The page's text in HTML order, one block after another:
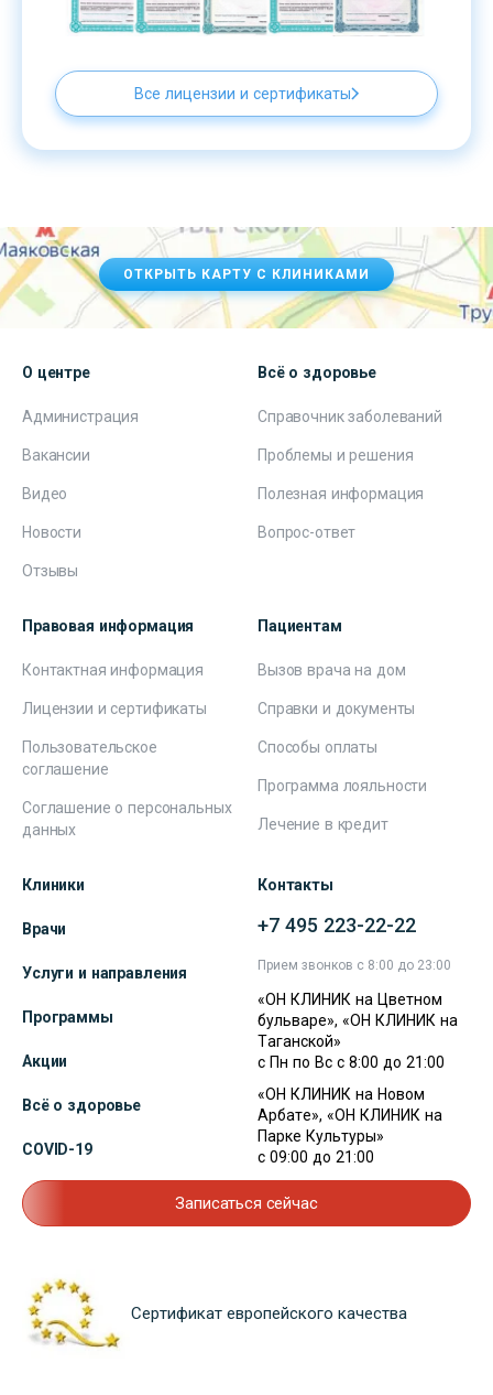
Все лицензии и сертификаты
ОТКРЫТЬ КАРТУ С КЛИНИКАМИ
О центре
Администрация
Вакансии
Видео
Новости
Отзывы
Всё о здоровье
Справочник заболеваний
Проблемы и решения
Полезная информация
Вопрос-ответ
Правовая информация
Контактная информация
Лицензии и сертификаты
Пользовательское
соглашение
Соглашение о персональных
данных
Пациентам
Вызов врача на дом
Справки и документы
Способы оплаты
Программа лояльности
Лечение в кредит
Клиники
Врачи
Услуги и направления
Программы
Акции
Всё о здоровье
COVID-19
Контакты
+7 495 223-22-22
Прием звонков с 8:00 до 23:00
«ОН КЛИНИК на Цветном
бульваре», «ОН КЛИНИК на
Таганской»
с Пн по Вс с 8:00 до 21:00
«ОН КЛИНИК на Новом
Арбате», «ОН КЛИНИК на
Парке Культуры»
с 09:00 до 21:00
Записаться сейчас
Сертификат европейского качества